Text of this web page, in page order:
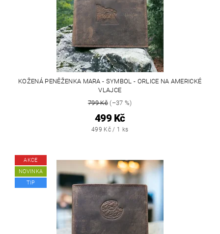
KOŽENÁ PENĚŽENKA MARA - SYMBOL - ORLICE NA AMERICKÉ
VLAJCE
799 Kč(–37 %)
499 Kč
499 Kč / 1 ks
AKCE
NOVINKA
TIP